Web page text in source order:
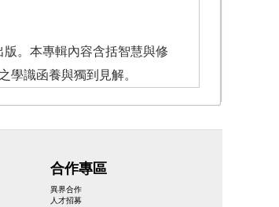
。本專輯內容含括智慧與修
學識函養與獨到見解。
合作專區
異界合作
人才招募